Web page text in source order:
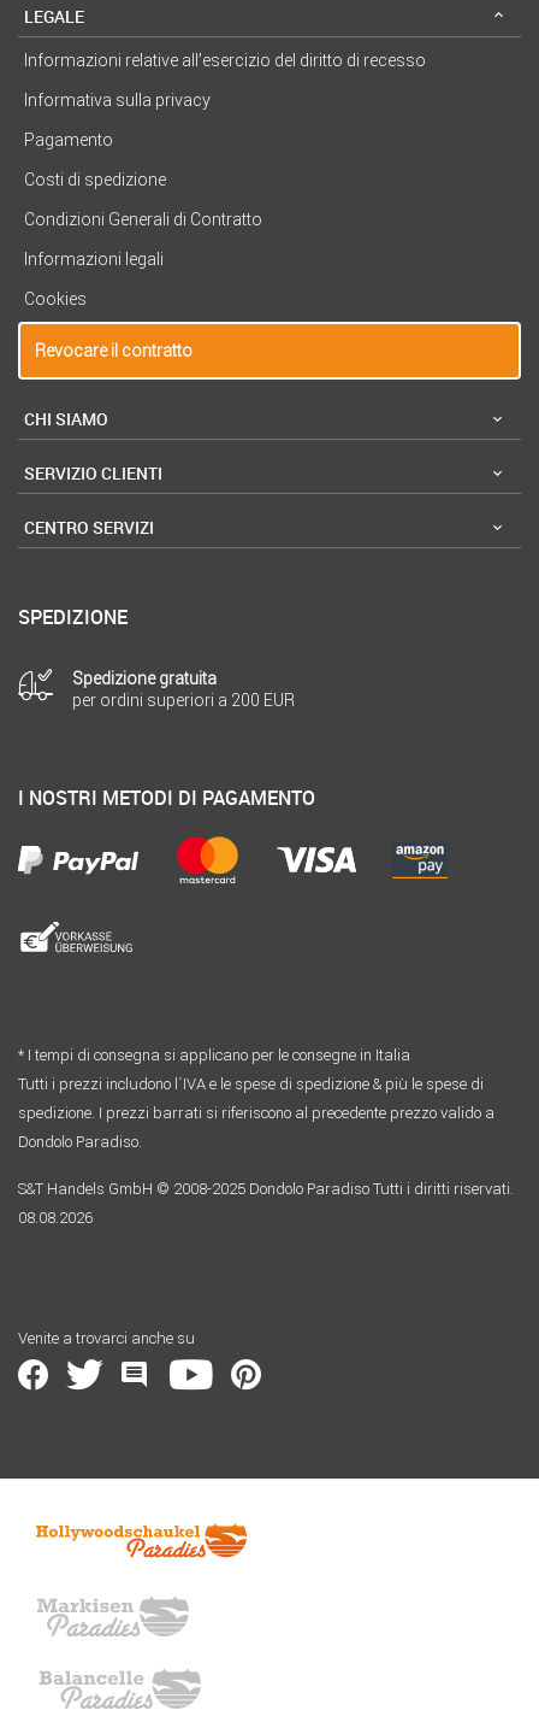
LEGALE
Informazioni relative all’esercizio del diritto di recesso
Informativa sulla privacy
Pagamento
Costi di spedizione
Condizioni Generali di Contratto
Informazioni legali
Cookies
Revocare il contratto
CHI SIAMO
SERVIZIO CLIENTI
CENTRO SERVIZI
SPEDIZIONE
Spedizione gratuita
per ordini superiori a 200 EUR
I NOSTRI METODI DI PAGAMENTO
* I tempi di consegna si applicano per le consegne in Italia
Tutti i prezzi includono l´IVA e le spese di spedizione & più le spese di
spedizione. I prezzi barrati si riferiscono al precedente prezzo valido a
Dondolo Paradiso.
S&T Handels GmbH © 2008-2025 Dondolo Paradiso Tutti i diritti riservati.
08.08.2026
Venite a trovarci anche su